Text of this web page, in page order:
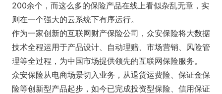
200余个，而这么多的保险产品在线上看似杂乱无章，实
则在一个强大的云系统下有序运行。
作为一家创新的互联网财产保险公司，众安保险将大数据
技术全程运用于产品设计、自动理赔、市场营销、风险管
理等全过程，为中国市场提供领先的互联网保险服务。
众安保险从电商场景切入业务，从退货运费险、保证金保
险等创新型产品起步，如今已完成投资型保险、信用保证